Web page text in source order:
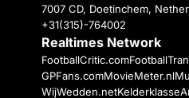
7007 CD, Doetinchem,
+31(315)-764002
Realtimes Network
FootballCritic.com
GPFans.comMovieMeter.nl
WijWedden.netKelderklasse